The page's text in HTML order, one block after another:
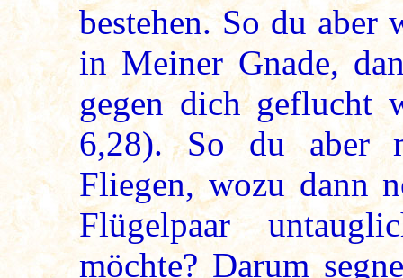
bestehen. So du
in Meiner Gnade,
gegen dich geflucht
6,28). So du aber
Fliegen, wozu dann
Flügelpaar
möchte? Darum